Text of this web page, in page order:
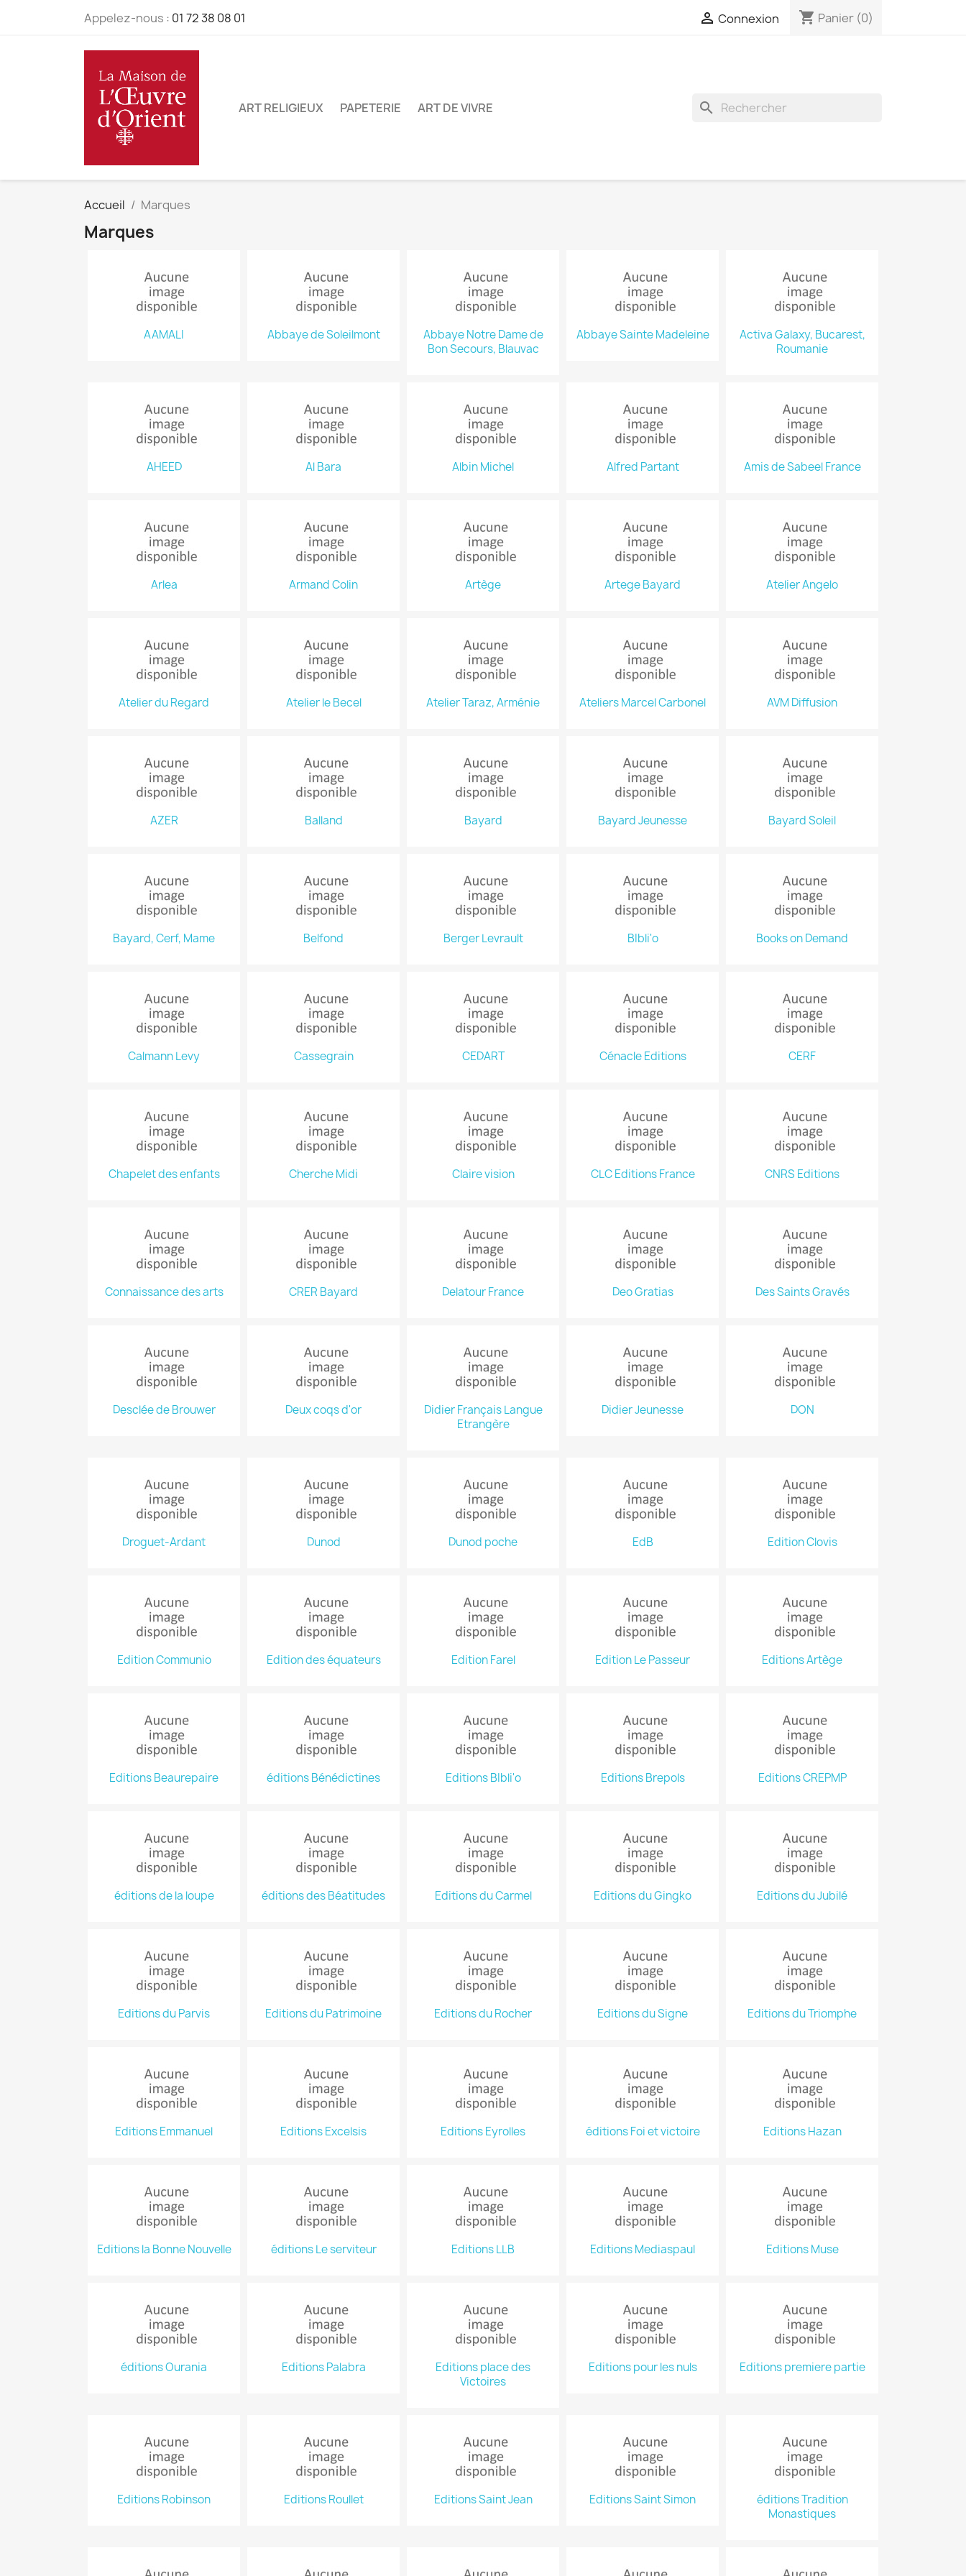
Appelez-nous : 01 72 38 08 01  Connexion shopping_cart Panier (0)
ART RELIGIEUX PAPETERIE ART DE VIVRE search
Accueil Marques
Marques
AAMALI Abbaye de Soleilmont
Abbaye Notre Dame de
Bon Secours, Blauvac
Abbaye Sainte Madeleine
Activa Galaxy, Bucarest,
Roumanie
AHEED Al Bara Albin Michel Alfred Partant Amis de Sabeel France
Arlea Armand Colin Artège Artege Bayard Atelier Angelo
Atelier du Regard Atelier le Becel Atelier Taraz, Arménie Ateliers Marcel Carbonel AVM Diffusion
AZER Balland Bayard Bayard Jeunesse Bayard Soleil
Bayard, Cerf, Mame Belfond Berger Levrault BIbli'o Books on Demand
Calmann Levy Cassegrain CEDART Cénacle Editions CERF
Chapelet des enfants Cherche Midi Claire vision CLC Editions France CNRS Editions
Connaissance des arts CRER Bayard Delatour France Deo Gratias Des Saints Gravés
Desclée de Brouwer Deux coqs d'or
Didier Français Langue
Etrangère
Didier Jeunesse DON
Droguet-Ardant Dunod Dunod poche EdB Edition Clovis
Edition Communio Edition des équateurs Edition Farel Edition Le Passeur Editions Artège
Editions Beaurepaire éditions Bénédictines Editions BIbli'o Editions Brepols Editions CREPMP
éditions de la loupe éditions des Béatitudes Editions du Carmel Editions du Gingko Editions du Jubilé
Editions du Parvis Editions du Patrimoine Editions du Rocher Editions du Signe Editions du Triomphe
Editions Emmanuel Editions Excelsis Editions Eyrolles éditions Foi et victoire Editions Hazan
Editions la Bonne Nouvelle éditions Le serviteur Editions LLB Editions Mediaspaul Editions Muse
éditions Ourania Editions Palabra
Editions place des
Victoires
Editions pour les nuls Editions premiere partie
Editions Robinson Editions Roullet Editions Saint Jean Editions Saint Simon
éditions Tradition
Monastiques